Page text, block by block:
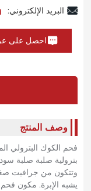
البريد الإلكتروني:
احصل على
وصف المنتج
فحم الكوك البترولي
بترولية صلبة صلبة
وتتكون من جرافيت
يشبه الإبرة. مكون فحم